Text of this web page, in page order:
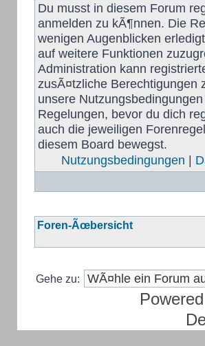
Du musst in diesem Forum
anmelden zu kÃ¶nnen. Die
wenigen Augenblicken
auf weitere Funktionen
Administration kann
zusÃ¤tzliche Berechtigungen
unsere
Regelungen, bevor du dich
auch die jeweiligen
diesem Board bewegst.
Nutzungsbedingungen |
Foren-Ãœbersicht
Gehe zu: